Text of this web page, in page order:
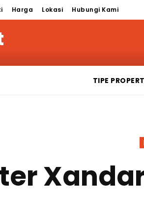
Harga Lokasi Hubungi Kami
TIPE